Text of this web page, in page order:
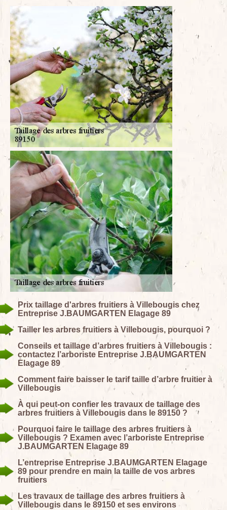
Prix taillage d'arbres fruitiers à Villebougis chez
Entreprise J.BAUMGARTEN Elagage 89
Tailler les arbres fruitiers à Villebougis, pourquoi ?
Conseils et taillage d’arbres fruitiers à Villebougis :
contactez l’arboriste Entreprise J.BAUMGARTEN
Elagage 89
Comment faire baisser le tarif taille d’arbre fruitier à
Villebougis
À qui peut-on confier les travaux de taillage des
arbres fruitiers à Villebougis dans le 89150 ?
Pourquoi faire le taillage des arbres fruitiers à
Villebougis ? Examen avec l’arboriste Entreprise
J.BAUMGARTEN Elagage 89
L’entreprise Entreprise J.BAUMGARTEN Elagage
89 pour prendre en main la taille de vos arbres
fruitiers
Les travaux de taillage des arbres fruitiers à
Villebougis dans le 89150 et ses environs